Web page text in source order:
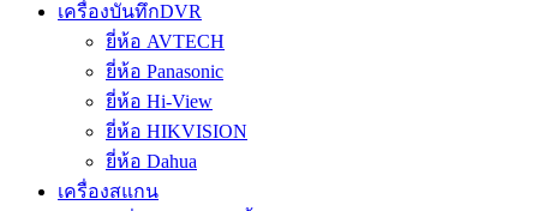
เครื่องบันทึกDVR
ยี่ห้อ AVTECH
ยี่ห้อ Panasonic
ยี่ห้อ Hi-View
ยี่ห้อ HIKVISION
ยี่ห้อ Dahua
เครื่องสแกน